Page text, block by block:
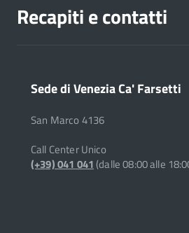
Recapiti e contatti
Sede di Venezia Ca' Farsetti
San Marco 4136
Call Center Unico
(+39) 041 041(dalle 08:00 alle